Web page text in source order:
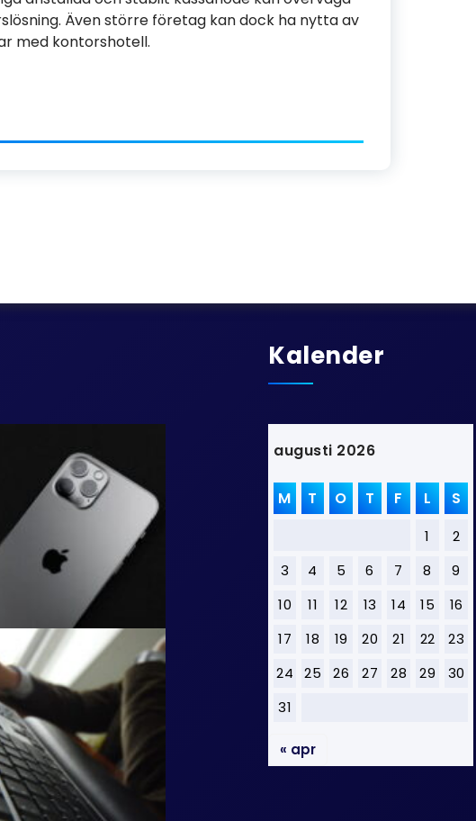
Även större företag kan dock ha nytta av
med kontorshotell.
Kalender
augusti 2026
M T O T F L S
1
2
3
4 5 6 7 8
9
10
11 12 13 14 15
16
17
18 19 20 21 22
23
24
25 26 27 28 29
30
31
« apr